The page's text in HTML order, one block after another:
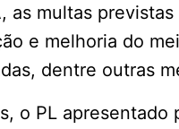
as multas
e melhoria do
dentre outras
o PL